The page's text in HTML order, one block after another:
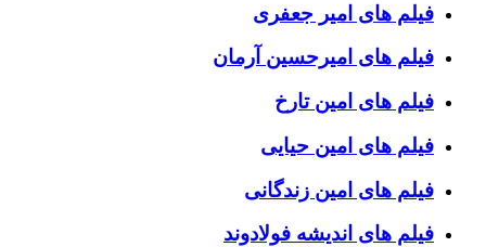
فیلم های امیر جعفری
فیلم های امیرحسین آرمان
فیلم های امین تارخ
فیلم های امین حیایی
فیلم های امین زندگانی
فیلم های اندیشه فولادوند